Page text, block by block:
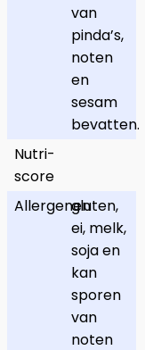
van
pinda’s,
noten
en
sesam
bevatten.
Nutri-
score
Allergenengluten,
ei, melk,
soja en
kan
sporen
van
noten